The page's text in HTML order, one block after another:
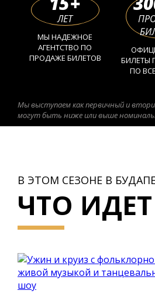
ЛЕТ
МЫ НАДЕЖНОЕ
АГЕНТСТВО ПО
ПРОДАЖЕ БИЛЕТОВ
БИЛЕТЫ
ПО
Мы выступаем как первичный и
могут быть ниже или выше
В ЭТОМ СЕЗОНЕ В
ЧТО ИДЕТ